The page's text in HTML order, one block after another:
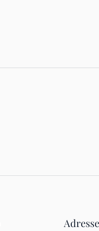
Adresse